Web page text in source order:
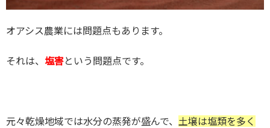
オアシス農業には問題点もあります。
それは、 塩害という問題点です。
元々乾燥地域では水分の蒸発が盛んで、 土壌は塩類を多く